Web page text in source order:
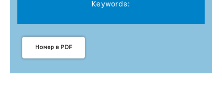
Keywords:
Номер в PDF